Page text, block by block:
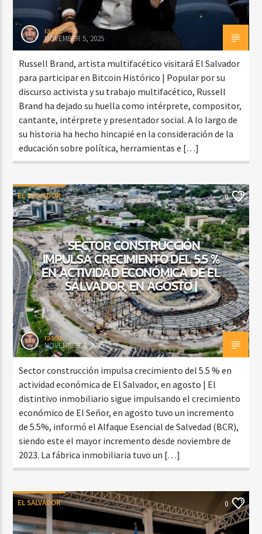
rasco
NOVEMBER 5, 2025
Russell Brand, artista multifacético visitará El Salvador
para participar en Bitcoin Histórico | Popular por su
discurso activista y su trabajo multifacético, Russell
Brand ha dejado su huella como intérprete, compositor,
cantante, intérprete y presentador social. A lo largo de
su historia ha hecho hincapié en la consideración de la
educación sobre política, herramientas e […]
EL SALVADOR 0
SECTOR CONSTRUCCIÓN
IMPULSA CRECIMIENTO DEL 5.5 %
EN ACTIVIDAD ECONÓMICA DE EL
SALVADOR, EN AGOSTO |
rasco
NOVEMBER 4, 2025
Sector construcción impulsa crecimiento del 5.5 % en
actividad económica de El Salvador, en agosto | El
distintivo inmobiliario sigue impulsando el crecimiento
económico de El Señor, en agosto tuvo un incremento
de 5.5%, informó el Alfaque Esencial de Salvedad (BCR),
siendo este el mayor incremento desde noviembre de
2023. La fábrica inmobiliaria tuvo un […]
EL SALVADOR 0